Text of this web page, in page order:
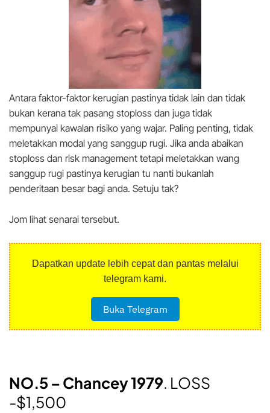
Antara faktor-faktor kerugian pastinya tidak lain dan tidak
bukan kerana tak pasang stoploss dan juga tidak
mempunyai kawalan risiko yang wajar. Paling penting, tidak
meletakkan modal yang sanggup rugi. Jika anda abaikan
stoploss dan risk management tetapi meletakkan wang
sanggup rugi pastinya kerugian tu nanti bukanlah
penderitaan besar bagi anda. Setuju tak?
Jom lihat senarai tersebut.
Dapatkan update lebih cepat dan pantas melalui
telegram kami.
Buka Telegram
NO.5 – Chancey 1979. LOSS
-$1,500